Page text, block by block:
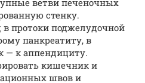
стенку.
протоки поджелудочной
панкреатиту, в
— к аппендициту.
кишечник и
швов и